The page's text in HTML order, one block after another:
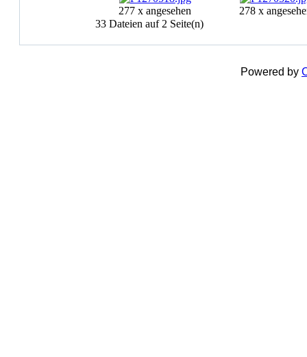
277 x angesehen
278 x
33 Dateien auf 2 Seite(n)
Powered by